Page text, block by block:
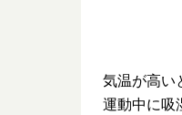
気温が高い
運動中に吸